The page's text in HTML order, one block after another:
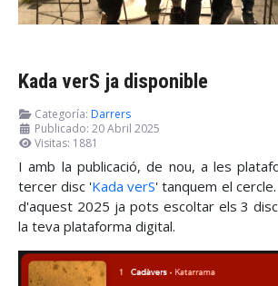
Kada verS ja disponible
Categoría: Darrers
Publicado: 20 Abril 2025
Visitas: 1881
I amb la publicació, de nou, a les
tercer disc 'Kada verS' tanquem el
d'aquest 2025 ja pots escoltar els 3
la teva plataforma digital.